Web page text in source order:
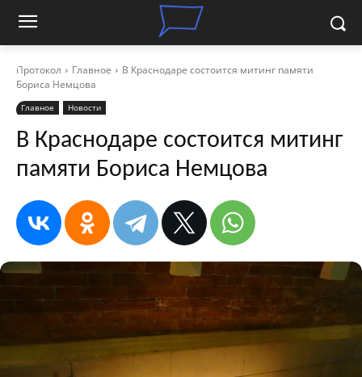
Протокол Главное
В Краснодаре состоится митинг памяти
Бориса Немцова
Главное Новости
В Краснодаре состоится митинг
памяти Бориса Немцова